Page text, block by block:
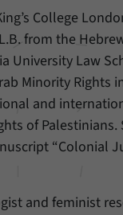
College
from the
University Law
Minority Rights
and
of Palestinians.
“Colonial
and feminist
Name
Anbieter
Zweck
Mit
über